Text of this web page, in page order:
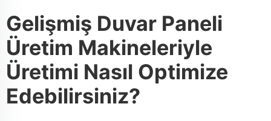
Gelişmiş Duvar Paneli
Üretim Makineleriyle
Üretimi Nasıl Optimize
Edebilirsiniz?